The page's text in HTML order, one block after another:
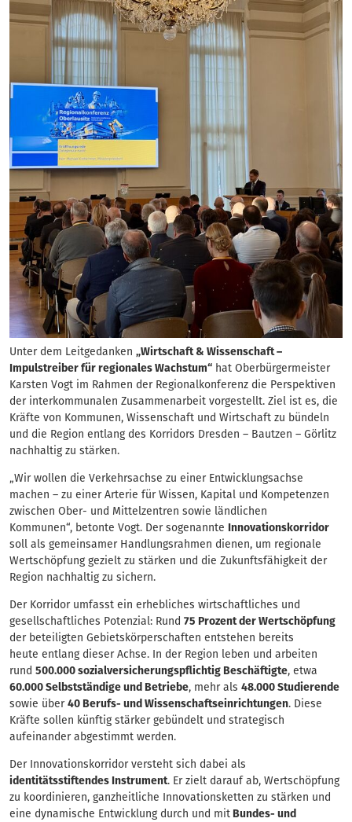
Unter dem Leitgedanken „Wirtschaft & Wissenschaft –
Impulstreiber für regionales Wachstum“ hat Oberbürgermeister
Karsten Vogt im Rahmen der Regionalkonferenz die Perspektiven
der interkommunalen Zusammenarbeit vorgestellt. Ziel ist es, die
Kräfte von Kommunen, Wissenschaft und Wirtschaft zu bündeln
und die Region entlang des Korridors Dresden – Bautzen – Görlitz
nachhaltig zu stärken.
„Wir wollen die Verkehrsachse zu einer Entwicklungsachse
machen – zu einer Arterie für Wissen, Kapital und Kompetenzen
zwischen Ober- und Mittelzentren sowie ländlichen
Kommunen“, betonte Vogt. Der sogenannte Innovationskorridor
soll als gemeinsamer Handlungsrahmen dienen, um regionale
Wertschöpfung gezielt zu stärken und die Zukunftsfähigkeit der
Region nachhaltig zu sichern.
Der Korridor umfasst ein erhebliches wirtschaftliches und
gesellschaftliches Potenzial: Rund 75 Prozent der Wertschöpfung
der beteiligten Gebietskörperschaften entstehen bereits
heute entlang dieser Achse. In der Region leben und arbeiten
rund 500.000 sozialversicherungspflichtig Beschäftigte, etwa
60.000 Selbstständige und Betriebe, mehr als 48.000 Studierende
sowie über40 Berufs- und Wissenschaftseinrichtungen. Diese
Kräfte sollen künftig stärker gebündelt und strategisch
aufeinander abgestimmt werden.
Der Innovationskorridor versteht sich dabei als
identitätsstiftendes Instrument. Er zielt darauf ab, Wertschöpfung
zu koordinieren, ganzheitliche Innovationsketten zu stärken und
eine dynamische Entwicklung durch und mit Bundes- und